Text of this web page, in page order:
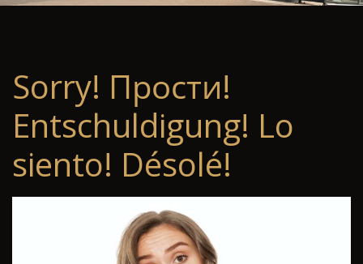
Sorry! Прости!
Entschuldigung! Lo
siento! Désolé!